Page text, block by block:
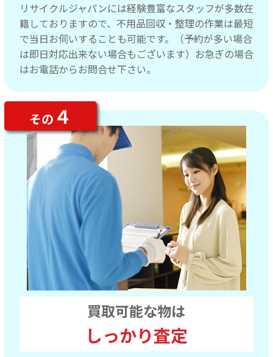
リサイクルジャパンには経験豊富なスタッフが多数在
籍しておりますので、不用品回収・整理の作業は最短
で当日お伺いすることも可能です。（予約が多い場合
は即日対応出来ない場合もございます）お急ぎの場合
はお電話からお問合せ下さい。
買取可能な物は
しっかり査定
その ４